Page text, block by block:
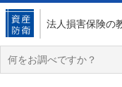
法人損害保険の